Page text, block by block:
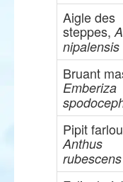
Aigle des
steppes,
nipalensis
Bruant
Emberiza
Pipit
Anthus
rubescens